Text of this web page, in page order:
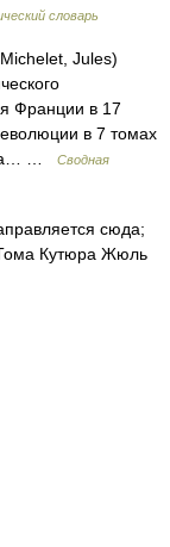
словарь
Jules)
Франции в 17
в 7 томах
…
Сводная
сюда;
Тома Кутюра Жюль